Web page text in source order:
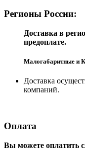
Регионы России:
Доставка в
предоплате.
Малогабаритные и
Доставка
компаний.
Оплата
Вы можете оплатить